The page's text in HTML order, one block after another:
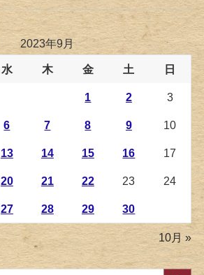
2023年9月
水 木 金 土 日
1 2 3
6 7 8 9 10
13 14 15 16 17
20 21 22 23 24
27 28 29 30
10月 »